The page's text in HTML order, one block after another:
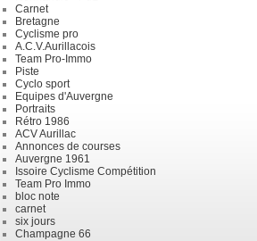
Carnet
Bretagne
Cyclisme pro
A.C.V.Aurillacois
Team Pro-Immo
Piste
Cyclo sport
Equipes d'Auvergne
Portraits
Rétro 1986
ACV Aurillac
Annonces de courses
Auvergne 1961
Issoire Cyclisme Compétition
Team Pro Immo
bloc note
carnet
six jours
Champagne 66